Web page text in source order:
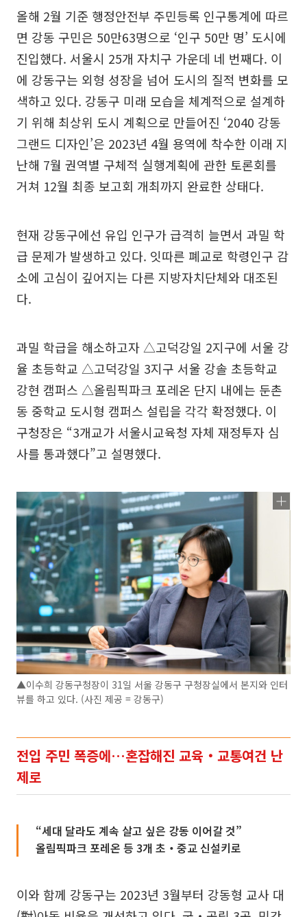
올해 2월 기준 행정안전부 주민등록 인구통계에 따르
면 강동 구민은 50만63명으로 ‘인구 50만 명’ 도시에
진입했다. 서울시 25개 자치구 가운데 네 번째다. 이
에 강동구는 외형 성장을 넘어 도시의 질적 변화를 모
색하고 있다. 강동구 미래 모습을 체계적으로 설계하
기 위해 최상위 도시 계획으로 만들어진 ‘2040 강동
그랜드 디자인’은 2023년 4월 용역에 착수한 이래 지
난해 7월 권역별 구체적 실행계획에 관한 토론회를
거쳐 12월 최종 보고회 개최까지 완료한 상태다.
현재 강동구에선 유입 인구가 급격히 늘면서 과밀 학
급 문제가 발생하고 있다. 잇따른 폐교로 학령인구 감
소에 고심이 깊어지는 다른 지방자치단체와 대조된
다.
과밀 학급을 해소하고자 △고덕강일 2지구에 서울 강
율 초등학교 △고덕강일 3지구 서울 강솔 초등학교
강현 캠퍼스 △올림픽파크 포레온 단지 내에는 둔촌
동 중학교 도시형 캠퍼스 설립을 각각 확정했다. 이
구청장은 “3개교가 서울시교육청 자체 재정투자 심
사를 통과했다”고 설명했다.
▲이수희 강동구청장이 31일 서울 강동구 구청장실에서 본지와 인터
뷰를 하고 있다. (사진 제공 = 강동구)
전입 주민 폭증에…혼잡해진 교육‧교통여건 난
제로
“세대 달라도 계속 살고 싶은 강동 이어갈 것”
올림픽파크 포레온 등 3개 초‧중교 신설키로
이와 함께 강동구는 2023년 3월부터 강동형 교사 대